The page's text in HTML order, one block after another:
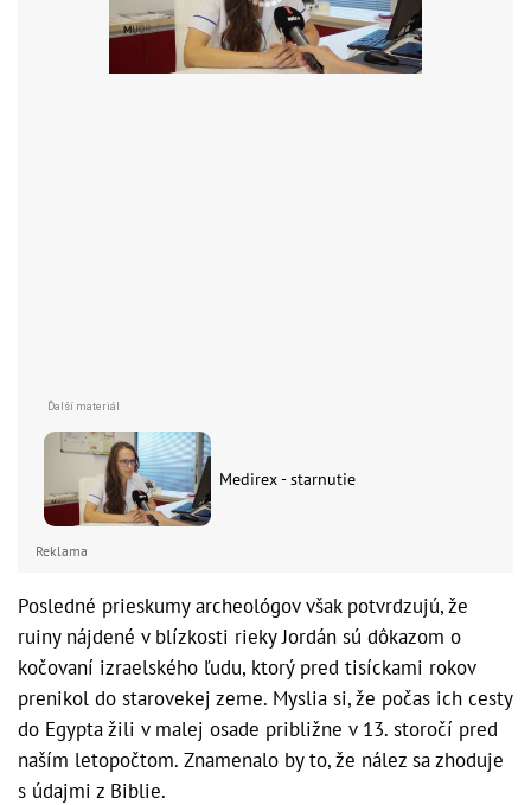
Medirex - starnutie
Reklama
Posledné prieskumy archeológov však potvrdzujú, že
ruiny nájdené v blízkosti rieky Jordán sú dôkazom o
kočovaní izraelského ľudu, ktorý pred tisíckami rokov
prenikol do starovekej zeme. Myslia si, že počas ich cesty
do Egypta žili v malej osade približne v 13. storočí pred
naším letopočtom. Znamenalo by to, že nález sa zhoduje
s údajmi z Biblie.